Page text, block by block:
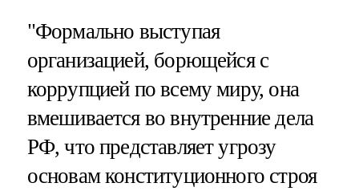
"Формально выступая
организацией, борющейся с
коррупцией по всему миру, она
вмешивается во внутренние дела
РФ, что представляет угрозу
основам конституционного строя